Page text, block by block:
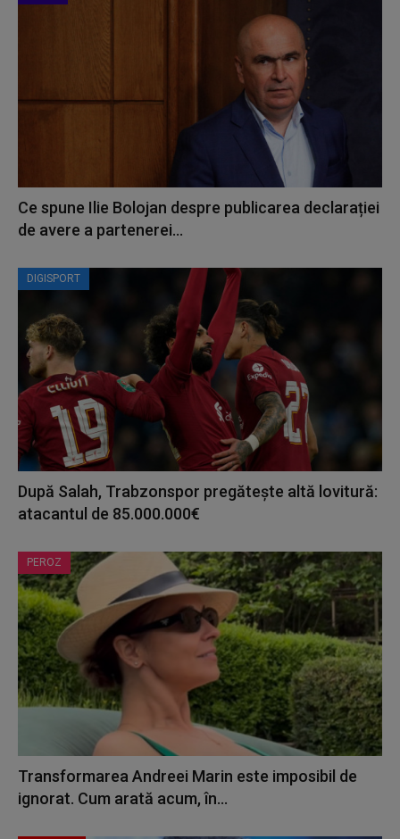
Ce spune Ilie Bolojan despre publicarea declarației
de avere a partenerei...
DIGISPORT
După Salah, Trabzonspor pregătește altă lovitură:
atacantul de 85.000.000€
PEROZ
Transformarea Andreei Marin este imposibil de
ignorat. Cum arată acum, în...